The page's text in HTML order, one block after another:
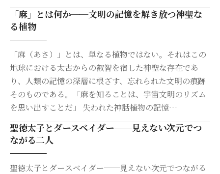
「麻」とは何か──文明の記憶を解き放つ神聖な
る植物
「麻（あさ）」とは、単なる植物ではない。それはこの
地球における太古からの叡智を宿した神聖な存在であ
り、人類の記憶の深層に根ざす、忘れられた文明の痕跡
そのものである。「麻を知ることは、宇宙文明のリズム
を思い出すことだ」 失われた神話植物の記憶…
聖徳太子とダースベイダー──見えない次元でつ
ながる二人
聖徳太子とダースベイダー──見えない次元でつながる